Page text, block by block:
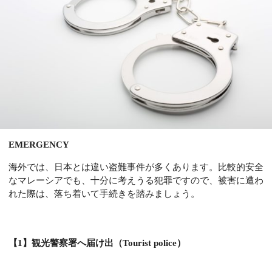
EMERGENCY
海外では、日本とは違い盗難事件が多くあります。比較的安全
なマレーシアでも、十分に考えうる犯罪ですので、被害に遭わ
れた際は、落ち着いて手続きを踏みましょう。
【1】観光警察署へ届け出（Tourist police）